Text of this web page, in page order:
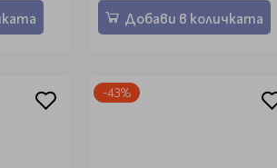
Добави в количката
-43%